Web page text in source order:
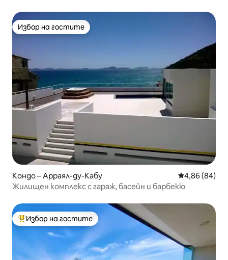
Избор на гостите
Избор на гостите
Кондо – Арраял-ду-Кабу Средна
4,86 (84)
Жилищен комплекс с гараж, басейн и барбекю
Най-популярен избор на гостите
Избор на гостите